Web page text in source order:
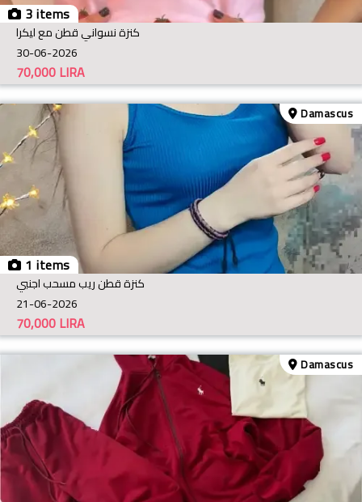
3 items
كنزة نسواني قطن مع ليكرا
30-06-2026
LIRA
70,000
1 items
Damascus
كنزة قطن ريب مسحب اجنبي
21-06-2026
LIRA
70,000
Damascus